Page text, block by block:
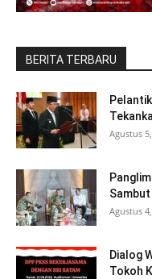
BERITA TERBARU
Agustus
Agustus
Dialog
Tokoh